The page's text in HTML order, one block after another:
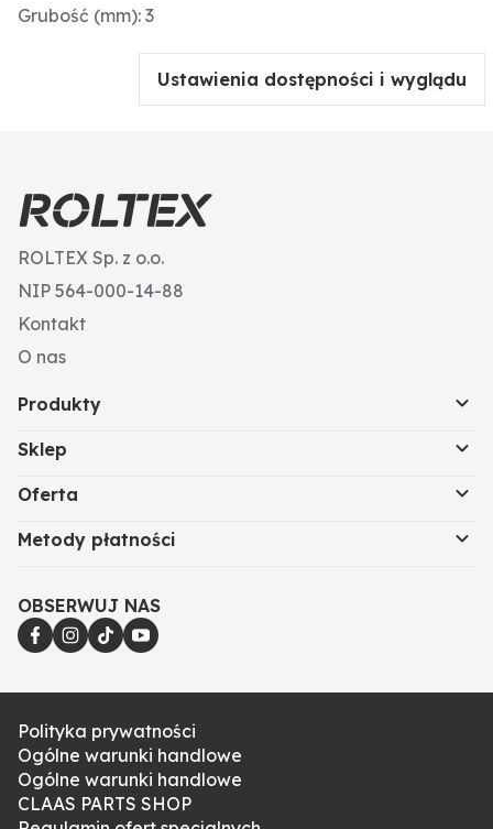
Grubość (mm): 3
Ustawienia dostępności i wyglądu
ROLTEX Sp. z o.o.
NIP 564-000-14-88
Kontakt
O nas
Produkty
Sklep
Oferta
Metody płatności
OBSERWUJ NAS
Polityka prywatności
Ogólne warunki handlowe
Ogólne warunki handlowe
CLAAS PARTS SHOP